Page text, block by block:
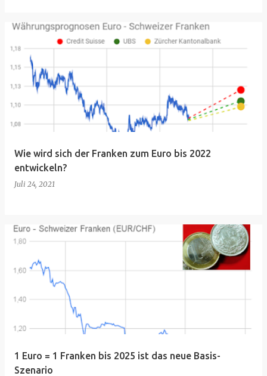
Wie wird sich der Franken zum Euro bis 2022
entwickeln?
Juli 24, 2021
1 Euro = 1 Franken bis 2025 ist das neue Basis-
Szenario